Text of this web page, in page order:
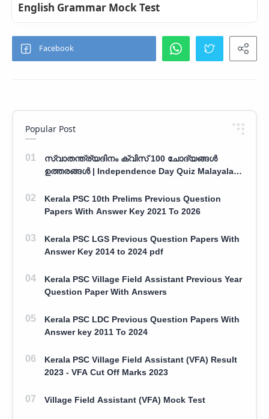
English Grammar Mock Test
Popular Post
സ്വാതന്ത്ര്യദിനം ക്വിസ് 100 ചോദ്യങ്ങൾ
ഉത്തരങ്ങൾ | Independence Day Quiz Malayalam
Kerala PSC 10th Prelims Previous Question
Papers With Answer Key 2021 To 2026
Kerala PSC LGS Previous Question Papers With
Answer Key 2014 to 2024 pdf
Kerala PSC Village Field Assistant Previous Year
Question Paper With Answers
Kerala PSC LDC Previous Question Papers With
Answer key 2011 To 2024
Kerala PSC Village Field Assistant (VFA) Result
2023 - VFA Cut Off Marks 2023
Village Field Assistant (VFA) Mock Test